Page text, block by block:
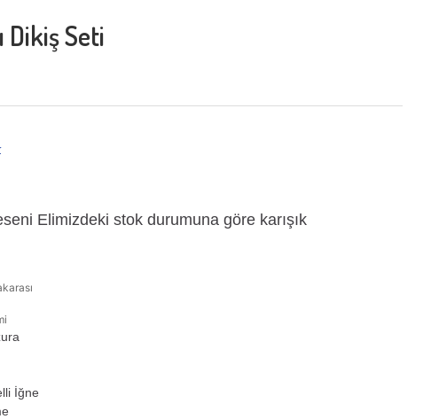
Dikiş Seti
Elimizdeki stok durumuna göre karışık
İğne